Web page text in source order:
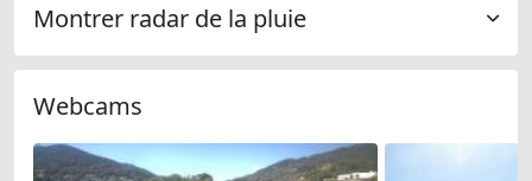
Montrer radar de la pluie
Webcams